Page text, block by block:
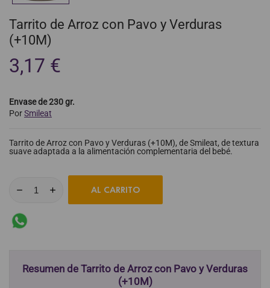
Tarrito de Arroz con Pavo y Verduras
(+10M)
3,17 €
Envase de 230 gr.
PorSmileat
Tarrito de Arroz con Pavo y Verduras (+10M), de Smileat, de textura
suave adaptada a la alimentación complementaria del bebé.
AL CARRITO
Resumen de Tarrito de Arroz con Pavo y Verduras
(+10M)